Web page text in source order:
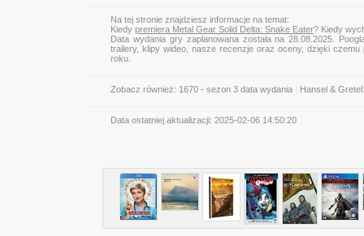
Na tej stronie znajdziesz informacje na temat:
Kiedy premiera Metal Gear Solid Delta: Snake Eater? Kiedy
Data wydania gry zaplanowana została na 28.08.2025.
trailery, klipy wideo, nasze recenzje oraz oceny, dzięki
roku.
Zobacz również: 1670 - sezon 3 data wydania Hansel &
Data ostatniej aktualizacji: 2025-02-06 14:50:20